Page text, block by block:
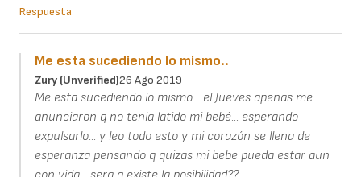
Respuesta
Me esta sucediendo lo mismo..
Zury (unverified)26 Ago 2019
Me esta sucediendo lo mismo... el Jueves apenas me
anunciaron q no tenia latido mi bebé... esperando
expulsarlo... y leo todo esto y mi corazón se llena de
esperanza pensando q quizas mi bebe pueda estar aun